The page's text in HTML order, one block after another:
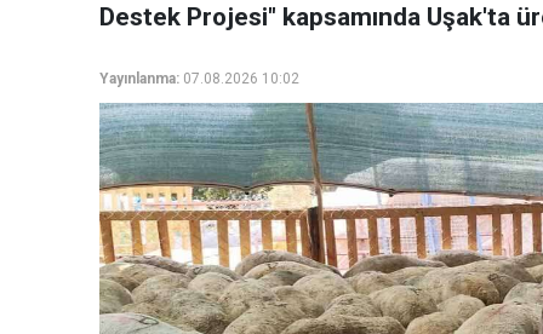
Destek Projesi" kapsamında Uşak'ta
Yayınlanma: 07.08.2026 10:02